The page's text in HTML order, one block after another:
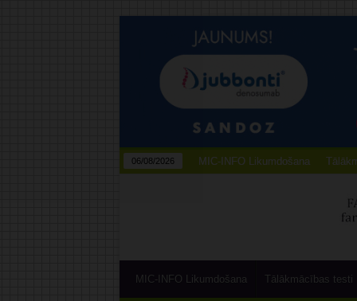
06/08/2026 MIC-INFO Likumdošana
MIC-INFO Likumdošana Tālākmācības testi